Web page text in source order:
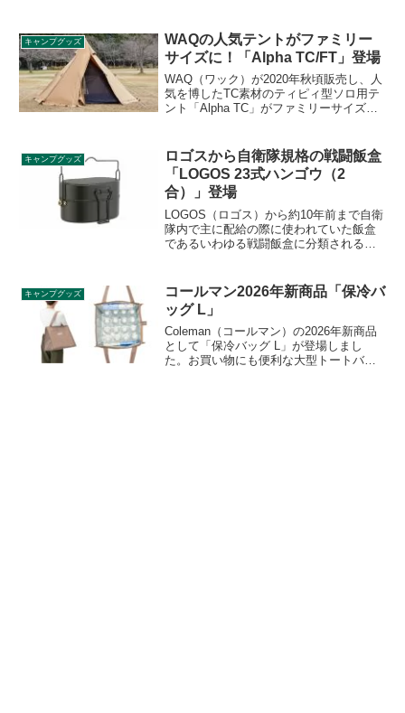
ら、軽くて丈夫なリップストップ生地に
撥水加工が施されていて、機能面も優秀
です。詳細をレビューします。
キャンプグッズ
WAQの人気テントがファミリー
サイズに！「Alpha TC/FT」登場
WAQ（ワック）が2020年秋頃販売し、人
気を博したTC素材のティピィ型ソロ用テ
ント「Alpha TC」がファミリーサイズに
細をレビューします。
キャンプグッズ
ロゴスから自衛隊規格の戦闘飯盒
「LOGOS 23式ハンゴウ（2
合）」登場
LOGOS（ロゴス）から約10年前まで自衛
隊内で主に配給の際に使われていた飯盒
であるいわゆる戦闘飯盒に分類される新
ト性と実用性を両立しています。詳細を
レビューします。
キャンプグッズ
コールマン2026年新商品「保冷バ
ッグ L」
Coleman（コールマン）の2026年新商品
として「保冷バッグ L」が登場しまし
た。お買い物にも便利な大型トートバッ